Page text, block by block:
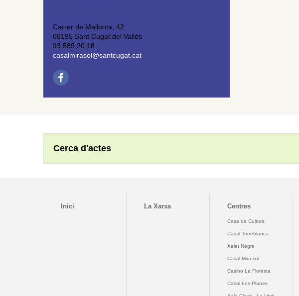
Carrer de Mallorca, 42
08195 Sant Cugat del Vallès
93 589 20 18
casalmirasol@santcugat.cat
Cerca d'actes
Inici La Xarxa Centres
Casa de Cultura
Casal Torreblanca
Xalet Negre
Casal Mira-sol
Casino La Floresta
Casal Les Planes